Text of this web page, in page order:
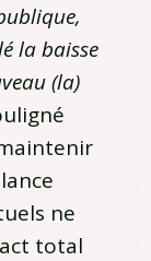
la baisse
(la)
ne
total